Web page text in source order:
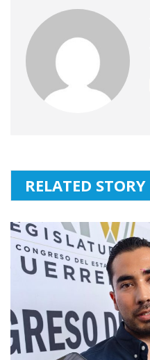
RELATED STORY